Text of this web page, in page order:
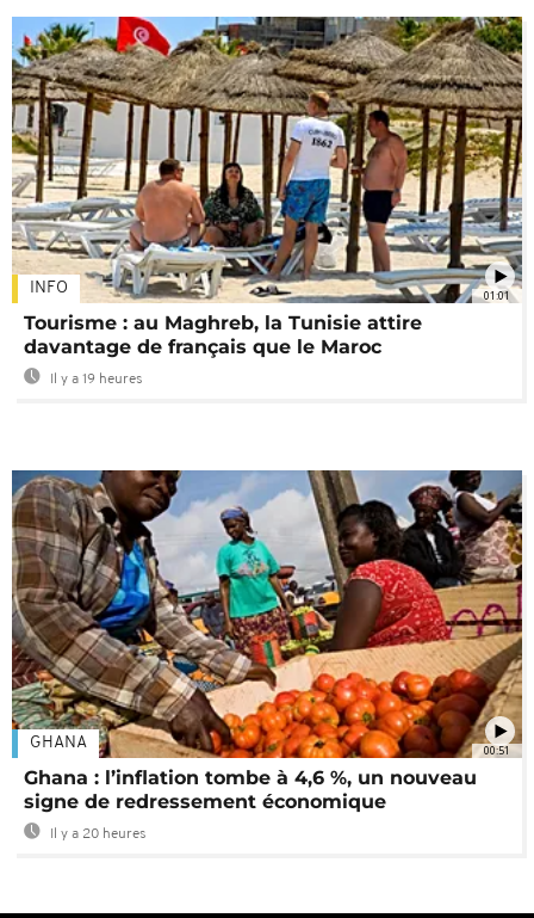
01:01
INFO
Tourisme : au Maghreb, la Tunisie attire
davantage de français que le Maroc
Il y a 19 heures
00:51
GHANA
Ghana : l’inflation tombe à 4,6 %, un nouveau
signe de redressement économique
Il y a 20 heures